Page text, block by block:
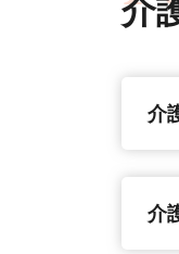
介
介
介